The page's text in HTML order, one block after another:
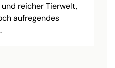
reicher Tierwelt,
aufregendes